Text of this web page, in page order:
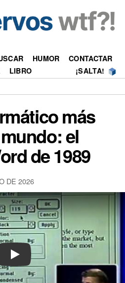
HUMOR
CONTACTAR
LIBRO ¡SALTA!
más
el
de 1989
DE 2026
Play